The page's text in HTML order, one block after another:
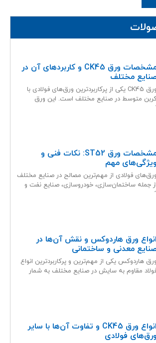
مشخصات ورق CK45 و کاربردهای آن در
مختلف
ورق CK45 یکی از پرکاربردترین ورق‌های فولادی با
متوسط در صنایع مختلف است. این ورق
فولادی، به
مشخصات ورق ST52: نکات فنی و
ویژگی‌های مهم
ورق‌های فولادی از مهم‌ترین مصالح در صنایع مختلف
از جمله ساختمان‌سازی، خودروسازی، صنایع نفت و
و تولید
انواع ورق هاردوکس و نقش آن‌ها در
معدنی و ساختمانی
ورق هاردوکس یکی از مهم‌ترین و پرکاربردترین انواع
مقاوم به سایش در صنایع مختلف به شمار
انواع ورق CK45 و تفاوت آن‌ها با سایر
ورق‌های فولادی